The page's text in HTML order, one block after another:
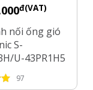
đ(VAT)
nối ống gió
S-
U-43PR1H5
Hp
97